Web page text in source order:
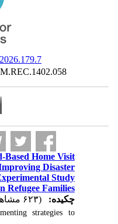
Based Home Visit
Disaster
Study
Refugee Families
چکیده:
strategies to